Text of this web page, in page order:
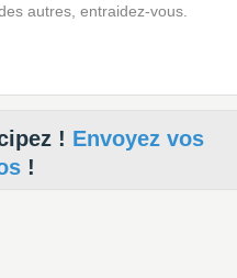
autres, entraidez-vous.
! Envoyez vos
!